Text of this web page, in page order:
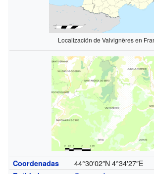
Localización de Valvignères en
Coordenadas 44°30′02″N 4°34′27″E